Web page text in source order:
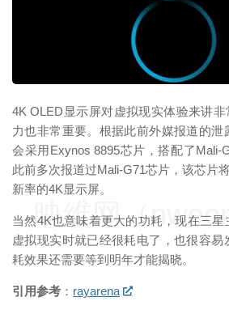
4K OLED显示屏对虚拟现实体验来讲
力也非常重要。根据此前外媒报道的泄
会采用Exynos 8895芯片，搭配了Mali-
此前多次报道过Mali-G71芯片，该芯片
新率的4K显示屏。
当然4K也意味着更大的功耗，现在三
虚拟现实时就已经很耗电了，也很容易
耗效果还需要等到明年才能揭晓。
引用参考 ： rayarena
映维网（
映维网（